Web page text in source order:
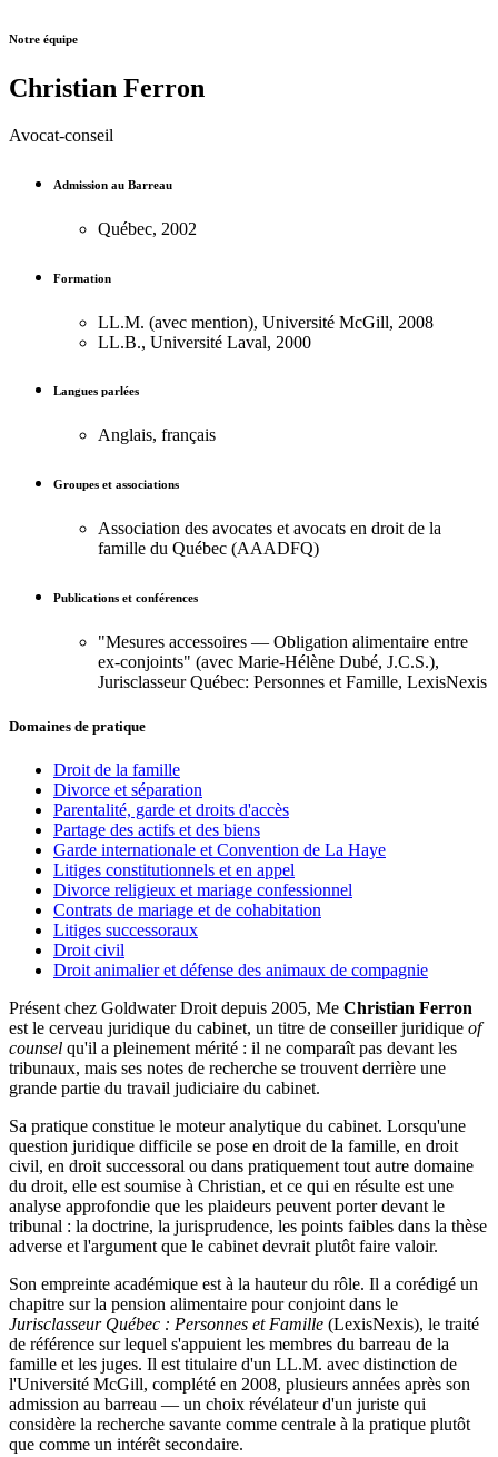
Notre équipe
Christian Ferron
Avocat-conseil
Admission au Barreau
Québec, 2002
Formation
LL.M. (avec mention), Université McGill, 2008
LL.B., Université Laval, 2000
Langues parlées
Anglais, français
Groupes et associations
Association des avocates et avocats en droit de la
famille du Québec (AAADFQ)
Publications et conférences
"Mesures accessoires — Obligation alimentaire entre
ex-conjoints" (avec Marie-Hélène Dubé, J.C.S.),
Jurisclasseur Québec: Personnes et Famille, LexisNexis
Domaines de pratique
Droit de la famille
Divorce et séparation
Parentalité, garde et droits d'accès
Partage des actifs et des biens
Garde internationale et Convention de La Haye
Litiges constitutionnels et en appel
Divorce religieux et mariage confessionnel
Contrats de mariage et de cohabitation
Litiges successoraux
Droit civil
Droit animalier et défense des animaux de compagnie
Présent chez Goldwater Droit depuis 2005, Me Christian Ferron
est le cerveau juridique du cabinet, un titre de conseiller juridique of
counsel qu'il a pleinement mérité : il ne comparaît pas devant les
tribunaux, mais ses notes de recherche se trouvent derrière une
grande partie du travail judiciaire du cabinet.
Sa pratique constitue le moteur analytique du cabinet. Lorsqu'une
question juridique difficile se pose en droit de la famille, en droit
civil, en droit successoral ou dans pratiquement tout autre domaine
du droit, elle est soumise à Christian, et ce qui en résulte est une
analyse approfondie que les plaideurs peuvent porter devant le
tribunal : la doctrine, la jurisprudence, les points faibles dans la thèse
adverse et l'argument que le cabinet devrait plutôt faire valoir.
Son empreinte académique est à la hauteur du rôle. Il a corédigé un
chapitre sur la pension alimentaire pour conjoint dans le
Jurisclasseur Québec : Personnes et Famille (LexisNexis), le traité
de référence sur lequel s'appuient les membres du barreau de la
famille et les juges. Il est titulaire d'un LL.M. avec distinction de
l'Université McGill, complété en 2008, plusieurs années après son
admission au barreau — un choix révélateur d'un juriste qui
considère la recherche savante comme centrale à la pratique plutôt
que comme un intérêt secondaire.